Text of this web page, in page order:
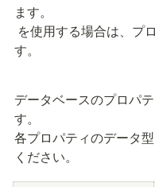
を使用する場合は、プ
す。
データベースのプロパ
す。
各プロパティのデータ
ください。